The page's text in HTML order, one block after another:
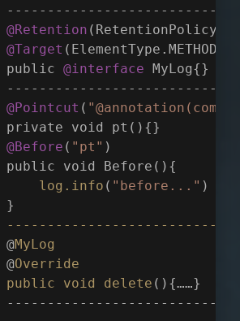
@Retention
@Target (ElementType.METHOD)
public
@interface MyLog{}
@Pointcut (
private void pt(){}
@Before ( "pt" )
public void Before(){
log .info ( "before..." )
}
@
MyLog
@
Override
public
void delete (){……}